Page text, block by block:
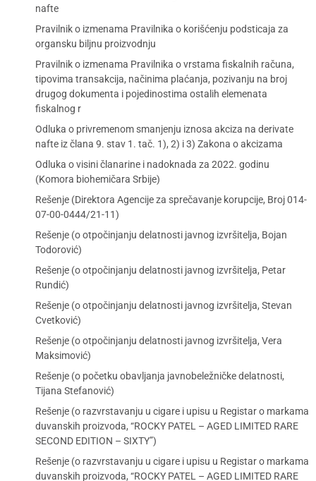
nafte
Pravilnik o izmenama Pravilnika o korišćenju podsticaja za
organsku biljnu proizvodnju
Pravilnik o izmenama Pravilnika o vrstama fiskalnih računa,
tipovima transakcija, načinima plaćanja, pozivanju na broj
drugog dokumenta i pojedinostima ostalih elemenata
fiskalnog r
Odluka o privremenom smanjenju iznosa akciza na derivate
nafte iz člana 9. stav 1. tač. 1), 2) i 3) Zakona o akcizama
Odluka o visini članarine i nadoknada za 2022. godinu
(Komora biohemičara Srbije)
Rešenje (Direktora Agencije za sprečavanje korupcije, Broj 014-
07-00-0444/21-11)
Rešenje (o otpočinjanju delatnosti javnog izvršitelja, Bojan
Todorović)
Rešenje (o otpočinjanju delatnosti javnog izvršitelja, Petar
Rundić)
Rešenje (o otpočinjanju delatnosti javnog izvršitelja, Stevan
Cvetković)
Rešenje (o otpočinjanju delatnosti javnog izvršitelja, Vera
Maksimović)
Rešenje (o početku obavljanja javnobeležničke delatnosti,
Tijana Stefanović)
Rešenje (o razvrstavanju u cigare i upisu u Registar o markama
duvanskih proizvoda, “ROCKY PATEL – AGED LIMITED RARE
SECOND EDITION – SIXTY”)
Rešenje (o razvrstavanju u cigare i upisu u Registar o markama
duvanskih proizvoda, “ROCKY PATEL – AGED LIMITED RARE